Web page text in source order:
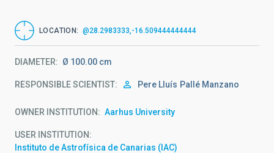
LOCATION @28.2983333,-16.509444444444
DIAMETER Ø 100.00 cm
RESPONSIBLE SCIENTIST Pere Lluís Pallé Manzano
OWNER INSTITUTION Aarhus University
USER INSTITUTION
Instituto de Astrofísica de Canarias (IAC)